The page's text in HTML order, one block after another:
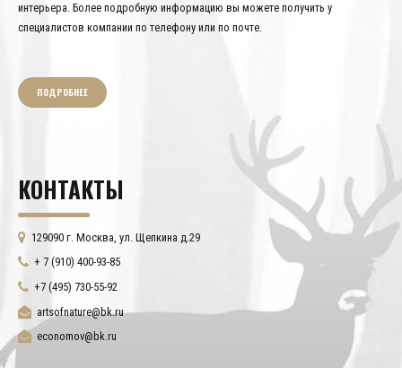
интерьера. Более подробную информацию вы можете получить у
специалистов компании по телефону или по почте.
ПОДРОБНЕЕ
КОНТАКТЫ
129090 г. Москва, ул. Щепкина д.29
+ 7 (910) 400-93-85
+7 (495) 730-55-92
artsofnature@bk.ru
economov@bk.ru